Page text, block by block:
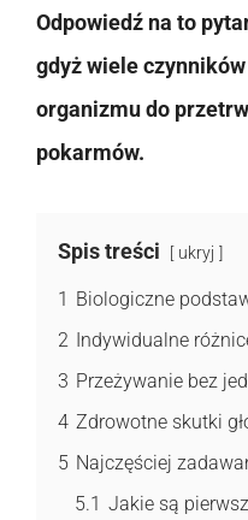
Odpowiedź na to
gdyż wiele
organizmu do
pokarmów.
Spis treści ukryj
1 Biologiczne
2 Indywidualne
3 Przeżywanie bez
4 Zdrowotne skutki
5 Najczęściej
5.1 Jakie są